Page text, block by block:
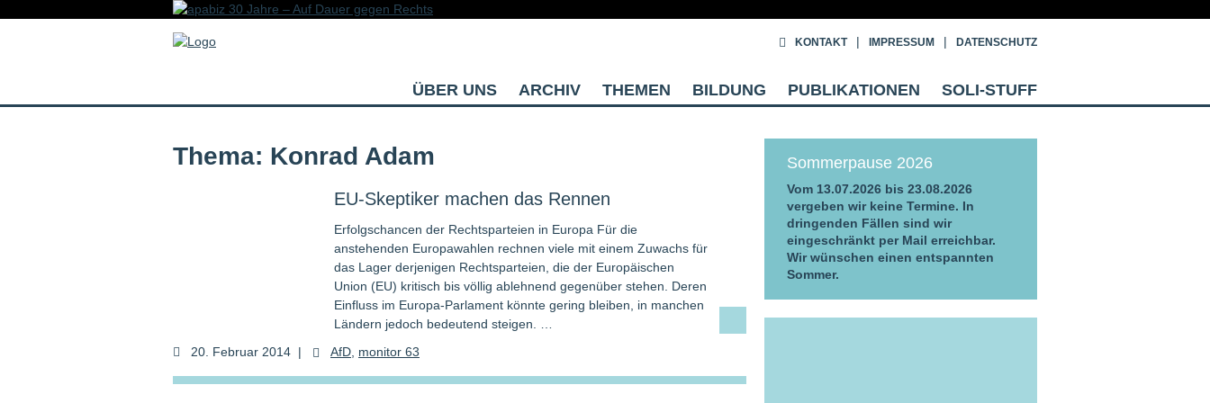
ÜBER UNS ARCHIV THEMEN BILDUNG PUBLIKATIONEN SOLI-STUFF
KONTAKT IMPRESSUM DATENSCHUTZ
Thema: Konrad Adam
EU-Skeptiker machen das Rennen
Erfolgschancen der Rechtsparteien in Europa Für die
anstehenden Europawahlen rechnen viele mit einem Zuwachs für
das Lager derjenigen Rechtsparteien, die der Europäischen
Union (EU) kritisch bis völlig ablehnend gegenüber stehen. Deren
Einfluss im Europa-Parlament könnte gering bleiben, in manchen
Ländern jedoch bedeutend steigen. …
20. Februar 2014 | AfD monitor 63
Sommerpause 2026
Vom 13.07.2026 bis 23.08.2026
vergeben wir keine Termine. In
dringenden Fällen sind wir
eingeschränkt per Mail erreichbar.
Wir wünschen einen entspannten
Sommer.